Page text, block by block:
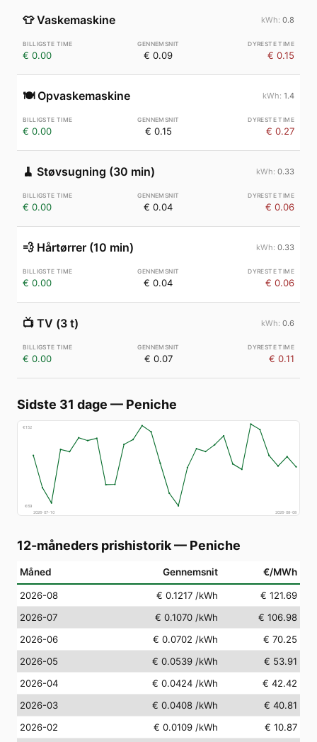
👕 Vaskemaskine 0.8
€ 0.00 € 0.09 € 0.15
🍽️ Opvaskemaskine 1.4
€ 0.00 € 0.15 € 0.27
🧹 Støvsugning (30 min) 0.33
€ 0.00 € 0.04 € 0.06
💨 Hårtørrer (10 min) 0.33
€ 0.00 € 0.04 € 0.06
📺 TV (3 t) 0.6
€ 0.00 € 0.07 € 0.11
Sidste 31 dage — Peniche
€152
€69
2026-07-10
2026-08-08
12-måneders prishistorik— Peniche
Måned Gennemsnit €/MWh
2026-08 € 0.1217 /kWh
€ 121.69
2026-07
€ 0.1070 /kWh
€ 106.98
2026-06
€ 0.0702 /kWh
€ 70.25
2026-05
€ 0.0539 /kWh
€ 53.91
2026-04
€ 0.0424 /kWh
€ 42.42
2026-03
€ 0.0408 /kWh
€ 40.81
2026-02
€ 0.0109 /kWh
€ 10.87